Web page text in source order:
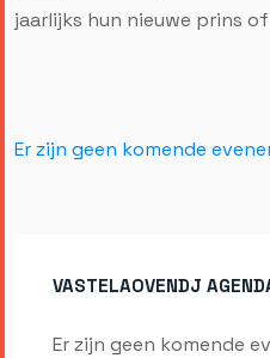
jaarlijks hun nieuwe prins
Er zijn geen komende
VASTELAOVENDJ
Er zijn geen komende